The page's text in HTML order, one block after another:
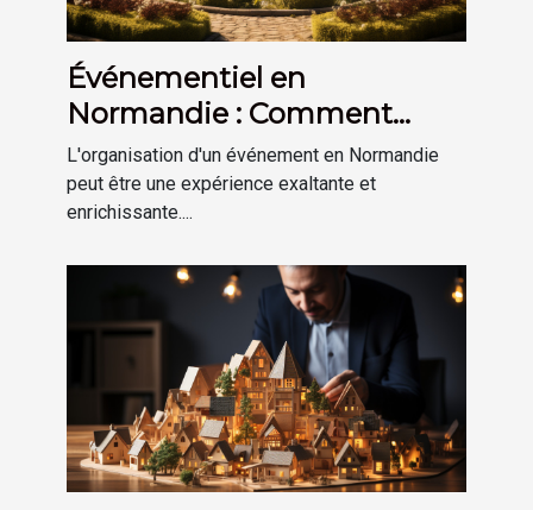
Événementiel en
Normandie : Comment
mesurer le succès de votre
événement
L'organisation d'un événement en Normandie
peut être une expérience exaltante et
enrichissante....